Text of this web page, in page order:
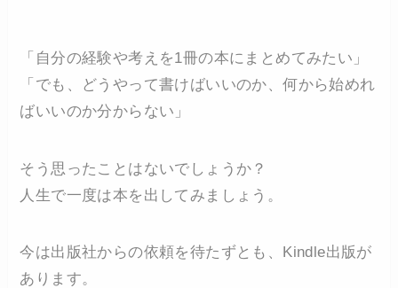
「自分の経験や考えを1冊の本にまとめてみたい」
「でも、どうやって書けばいいのか、何から始めれ
ばいいのか分からない」
そう思ったことはないでしょうか？
人生で一度は本を出してみましょう。
今は出版社からの依頼を待たずとも、Kindle出版が
あります。